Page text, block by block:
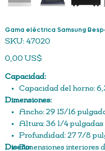
Gama eléctrica Samsung
SKU: SKU
47020
47020
Precio
0,00 US$
Capacidad:
Capacidad del horno:
Dimensiones:
Ancho: 29 15/16
Altura: 36 1/4 pulgadas
Profundidad: 27 7/8
Dimensiones interiores
Diseño: